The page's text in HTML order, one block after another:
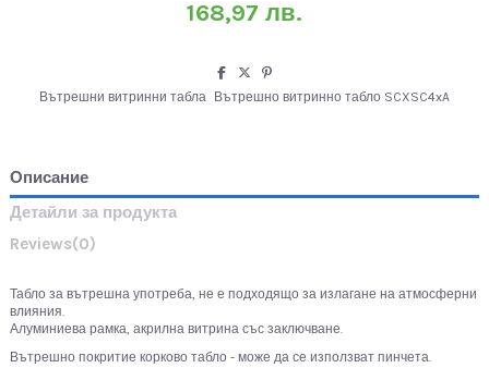
168,97 лв.
Вътрешни витринни табла Вътрешно витринно табло SCXSC4xA
Описание
Детайли за продукта
Reviews(0)
Табло за вътрешна употреба, не е подходящо за излагане на атмосферни
влияния.
Алуминиева рамка, акрилна витрина със заключване.
Вътрешно покритие корково табло - може да се използват пинчета.